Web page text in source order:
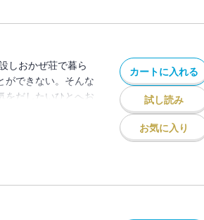
しおかぜ荘で暮ら
ができない。そんな
をだしたいひとへお
カートに入れる
試し読み
お気に入り